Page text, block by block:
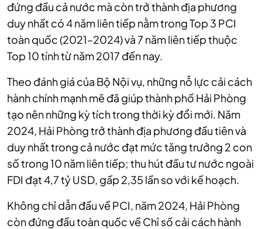
đứng đầu cả nước mà còn trở thành địa phương
duy nhất có 4 năm liên tiếp nằm trong Top 3 PCI
toàn quốc (2021–2024) và 7 năm liên tiếp thuộc
Top 10 tính từ năm 2017 đến nay.
Theo đánh giá của Bộ Nội vụ, những nỗ lực cải cách
hành chính mạnh mẽ đã giúp thành phố Hải Phòng
tạo nên những kỳ tích trong thời kỳ đổi mới. Năm
2024, Hải Phòng trở thành địa phương đầu tiên và
duy nhất trong cả nước đạt mức tăng trưởng 2 con
số trong 10 năm liên tiếp; thu hút đầu tư nước ngoài
FDI đạt 4,7 tỷ USD, gấp 2,35 lần so với kế hoạch.
Không chỉ dẫn đầu về PCI, năm 2024, Hải Phòng
còn đứng đầu toàn quốc về Chỉ số cải cách hành